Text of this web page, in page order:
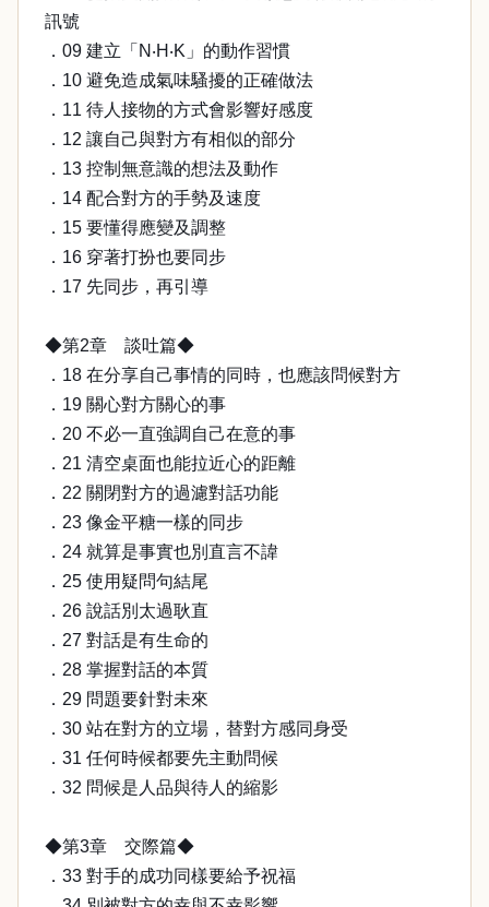
訊號
．09 建立「N‧H‧K」的動作習慣
．10 避免造成氣味騷擾的正確做法
．11 待人接物的方式會影響好感度
．12 讓自己與對方有相似的部分
．13 控制無意識的想法及動作
．14 配合對方的手勢及速度
．15 要懂得應變及調整
．16 穿著打扮也要同步
．17 先同步，再引導
◆第2章 談吐篇◆
．18 在分享自己事情的同時，也應該問候對方
．19 關心對方關心的事
．20 不必一直強調自己在意的事
．21 清空桌面也能拉近心的距離
．22 關閉對方的過濾對話功能
．23 像金平糖一樣的同步
．24 就算是事實也別直言不諱
．25 使用疑問句結尾
．26 說話別太過耿直
．27 對話是有生命的
．28 掌握對話的本質
．29 問題要針對未來
．30 站在對方的立場，替對方感同身受
．31 任何時候都要先主動問候
．32 問候是人品與待人的縮影
◆第3章 交際篇◆
．33 對手的成功同樣要給予祝福